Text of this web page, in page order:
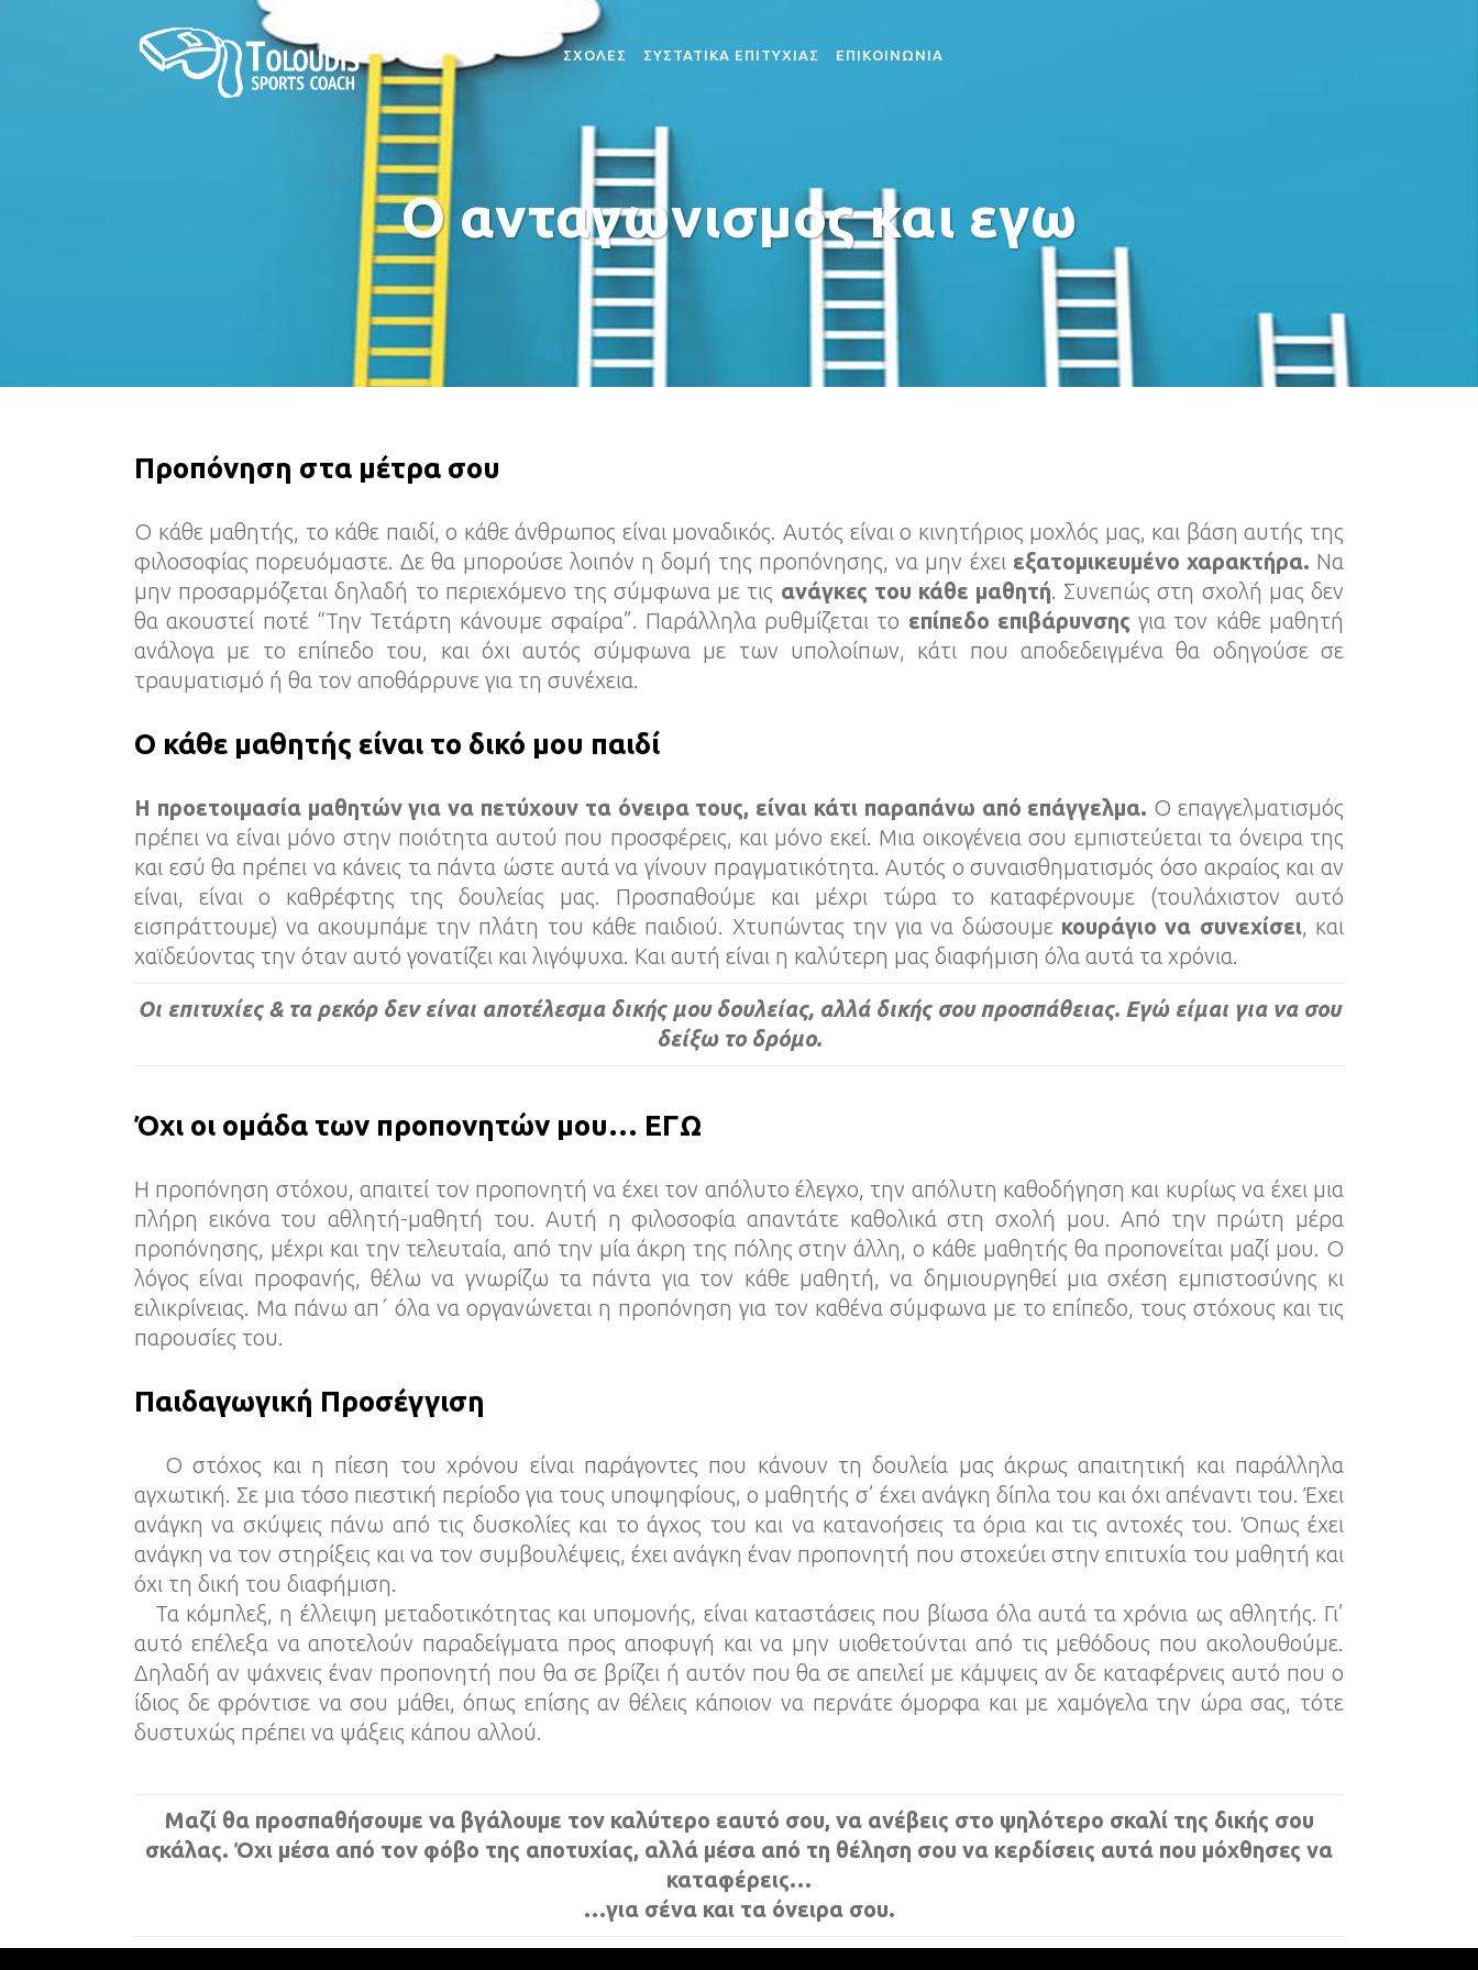
ΣΧΟΛΕΣ
ΣΧΟΛΗ ΑΞΙΩΜΑΤΙΚΩΝ
ΣΧΟΛΗ ΑΣΤΥΦΥΛΑΚΩΝ
ΣΧΟΛΗ ΔΟΚΙΜΩΝ ΣΗΜΑΙΟΦΟΡΩΝ
ΣΧΟΛΗ ΛΙΜΕΝΟΦΥΛΑΚΩΝ ΣΧΟΛΗ ΠΥΡΟΣΒΕΣΤΩΝ
ΚΟΡΙΤΣΙΩΝ
ΣΥΣΤΑΤΙΚΑ ΕΠΙΤΥΧΙΑΣ ΕΠΙΚΟΙΝΩΝΙΑ
Ο ανταγωνισμος και εγω
Προπόνηση στα μέτρα σου
Ο κάθε μαθητής, το κάθε παιδί, ο κάθε άνθρωπος είναι μοναδικός. Αυτός είναι ο κινητήριος μοχλός μας, και βάση αυτής της
φιλοσοφίας πορευόμαστε. Δε θα μπορούσε λοιπόν η δομή της προπόνησης, να μην έχει εξατομικευμένο χαρακτήρα. Να
μην προσαρμόζεται δηλαδή το περιεχόμενο της σύμφωνα με τις ανάγκες του κάθε μαθητή. Συνεπώς στη σχολή μας δεν
θα ακουστεί ποτέ “Την Τετάρτη κάνουμε σφαίρα”. Παράλληλα ρυθμίζεται το επίπεδο επιβάρυνσης για τον κάθε μαθητή
ανάλογα με το επίπεδο του, και όχι αυτός σύμφωνα με των υπολοίπων, κάτι που αποδεδειγμένα θα οδηγούσε σε
τραυματισμό ή θα τον αποθάρρυνε για τη συνέχεια.
Ο κάθε μαθητής είναι το δικό μου παιδί
Η προετοιμασία μαθητών για να πετύχουν τα όνειρα τους, είναι κάτι παραπάνω από επάγγελμα. Ο επαγγελματισμός
πρέπει να είναι μόνο στην ποιότητα αυτού που προσφέρεις, και μόνο εκεί. Μια οικογένεια σου εμπιστεύεται τα όνειρα της
και εσύ θα πρέπει να κάνεις τα πάντα ώστε αυτά να γίνουν πραγματικότητα. Αυτός ο συναισθηματισμός όσο ακραίος και αν
είναι, είναι ο καθρέφτης της δουλείας μας. Προσπαθούμε και μέχρι τώρα το καταφέρνουμε (τουλάχιστον αυτό
εισπράττουμε) να ακουμπάμε την πλάτη του κάθε παιδιού. Χτυπώντας την για να δώσουμε κουράγιο να συνεχίσει, και
χαϊδεύοντας την όταν αυτό γονατίζει και λιγόψυχα. Και αυτή είναι η καλύτερη μας διαφήμιση όλα αυτά τα χρόνια.
Οι επιτυχίες & τα ρεκόρ δεν είναι αποτέλεσμα δικής μου δουλείας, αλλά δικής σου προσπάθειας. Εγώ είμαι για να σου
δείξω το δρόμο.
Όχι οι ομάδα των προπονητών μου… ΕΓΩ
Η προπόνηση στόχου, απαιτεί τον προπονητή να έχει τον απόλυτο έλεγχο, την απόλυτη καθοδήγηση και κυρίως να έχει μια
πλήρη εικόνα του αθλητή-μαθητή του. Αυτή η φιλοσοφία απαντάτε καθολικά στη σχολή μου. Από την πρώτη μέρα
προπόνησης, μέχρι και την τελευταία, από την μία άκρη της πόλης στην άλλη, ο κάθε μαθητής θα προπονείται μαζί μου. Ο
λόγος είναι προφανής, θέλω να γνωρίζω τα πάντα για τον κάθε μαθητή, να δημιουργηθεί μια σχέση εμπιστοσύνης κι
ειλικρίνειας. Μα πάνω απ΄ όλα να οργανώνεται η προπόνηση για τον καθένα σύμφωνα με το επίπεδο, τους στόχους και τις
παρουσίες του.
Παιδαγωγική Προσέγγιση
Ο στόχος και η πίεση του χρόνου είναι παράγοντες που κάνουν τη δουλεία μας άκρως απαιτητική και παράλληλα
αγχωτική. Σε μια τόσο πιεστική περίοδο για τους υποψηφίους, ο μαθητής σ’ έχει ανάγκη δίπλα του και όχι απέναντι του. Έχει
ανάγκη να σκύψεις πάνω από τις δυσκολίες και το άγχος του και να κατανοήσεις τα όρια και τις αντοχές του. Όπως έχει
ανάγκη να τον στηρίξεις και να τον συμβουλέψεις, έχει ανάγκη έναν προπονητή που στοχεύει στην επιτυχία του μαθητή και
όχι τη δική του διαφήμιση.
Τα κόμπλεξ, η έλλειψη μεταδοτικότητας και υπομονής, είναι καταστάσεις που βίωσα όλα αυτά τα χρόνια ως αθλητής. Γι’
αυτό επέλεξα να αποτελούν παραδείγματα προς αποφυγή και να μην υιοθετούνται από τις μεθόδους που ακολουθούμε.
Δηλαδή αν ψάχνεις έναν προπονητή που θα σε βρίζει ή αυτόν που θα σε απειλεί με κάμψεις αν δε καταφέρνεις αυτό που ο
ίδιος δε φρόντισε να σου μάθει, όπως επίσης αν θέλεις κάποιον να περνάτε όμορφα και με χαμόγελα την ώρα σας, τότε
δυστυχώς πρέπει να ψάξεις κάπου αλλού.
Μαζί θα προσπαθήσουμε να βγάλουμε τον καλύτερο εαυτό σου, να ανέβεις στο ψηλότερο σκαλί της δικής σου
σκάλας. Όχι μέσα από τον φόβο της αποτυχίας, αλλά μέσα από τη θέληση σου να κερδίσεις αυτά που μόχθησες να
καταφέρεις…
…για σένα και τα όνειρα σου.